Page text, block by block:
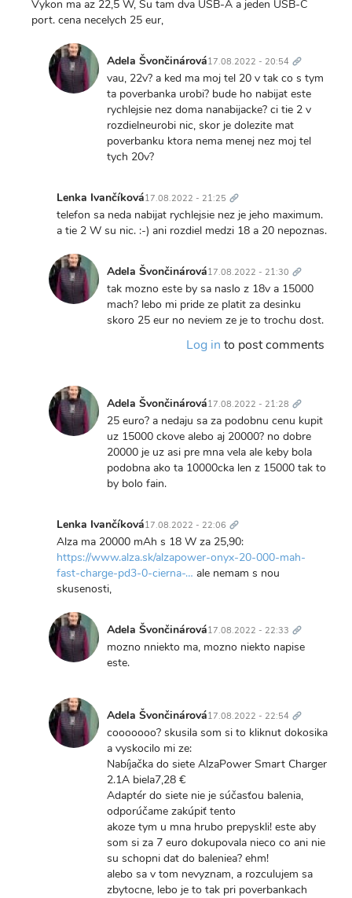
Vykon ma az 22,5 W, Su tam dva USB-A a jeden USB-C
port. cena necelych 25 eur,
Adela Švončinárová17.08.2022 - 20:54 odkaz
In
reply
to
Odporucam
Xiaomi
Mi
Lenka
Ivančíková
vau, 22v? a ked ma moj tel 20 v tak co s tym
ta poverbanka urobi? bude ho nabijat este
rychlejsie nez doma nanabijacke? ci tie 2 v
rozdielneurobi nic, skor je dolezite mat
poverbanku ktora nema menej nez moj tel
tych 20v?
Lenka Ivančíková17.08.2022 - 21:25 odkaz
In
reply
vau,
22v?
a
ked
Adela
Švončinárová
telefon sa neda nabijat rychlejsie nez je jeho maximum.
a tie 2 W su nic. :-) ani rozdiel medzi 18 a 20 nepoznas.
Adela Švončinárová17.08.2022 - 21:30 odkaz
In
reply
to
by
Lenka
Ivančíková
tak mozno este by sa naslo z 18v a 15000
mach? lebo mi pride ze platit za desinku
skoro 25 eur no neviem ze je to trochu dost.
Log in to post comments
Adela Švončinárová17.08.2022 - 21:28 odkaz
In
reply
to
Odporucam
Xiaomi
by
Lenka
Ivančíková
25 euro? a nedaju sa za podobnu cenu kupit
uz 15000 ckove alebo aj 20000? no dobre
20000 je uz asi pre mna vela ale keby bola
podobna ako ta 10000cka len z 15000 tak to
by bolo fain.
Lenka Ivančíková17.08.2022 - 22:06 odkaz
In
reply
to
25
a
nedaju
sa
za…
Adela
Švončinárová
Alza ma 20000 mAh s 18 W za 25,90:
https://www.alza.sk/alzapower-onyx-20-000-mah-
fast-charge-pd3-0-cierna-… ale nemam s nou
skusenosti,
Adela Švončinárová17.08.2022 - 22:33 odkaz
In
reply
ma
mAh
s
18
W
za…
by
Lenka
Ivančíková
mozno nniekto ma, mozno niekto napise
este.
Adela Švončinárová17.08.2022 - 22:54 odkaz
In
reply
to
Alza
ma
20000
mAh
s
18
W
za…
cooooooo? skusila som si to kliknut dokosika
a vyskocilo mi ze:
Nabíjačka do siete AlzaPower Smart Charger
2.1A biela7,28 €
Adaptér do siete nie je súčasťou balenia,
odporúčame zakúpiť tento
akoze tym u mna hrubo prepyskli! este aby
som si za 7 euro dokupovala nieco co ani nie
su schopni dat do baleniea? ehm!
alebo sa v tom nevyznam, a rozculujem sa
zbytocne, lebo je to tak pri poverbankach